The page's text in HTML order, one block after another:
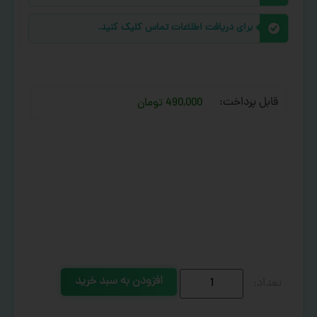
برای دریافت اطلاعات تماس کلیک کنید.
قابل پرداخت: 490,000 تومان
افزودن به سبد خرید